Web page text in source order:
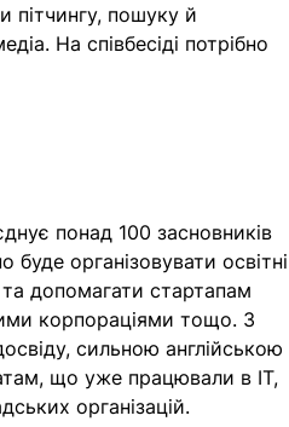
пітчингу, пошуку й
На співбесіді потрібно
понад 100 засновників
буде організовувати освітні
та допомагати стартапам
корпораціями тощо. З
сильною англійською
що уже працювали в IT,
організацій.